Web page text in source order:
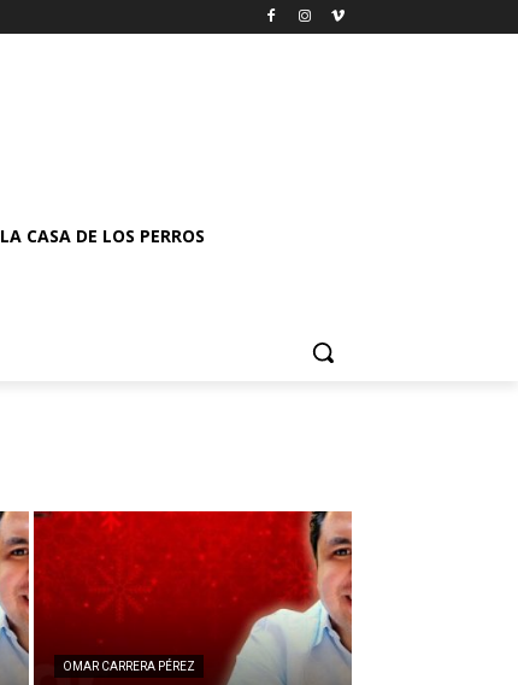
LA CASA DE LOS PERROS
OMAR CARRERA PÉREZ